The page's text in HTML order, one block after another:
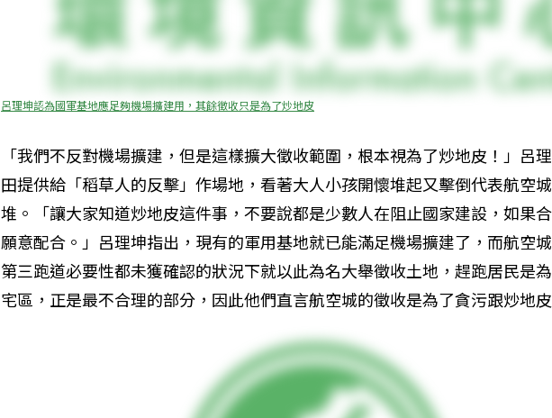
呂理坤認為國軍基地應足夠機場擴建用，其餘徵收只是為了炒地皮
「我們不反對機場擴建，但是這樣擴大徵收範圍，根本視為了炒地皮！」呂
田提供給「稻草人的反擊」作場地，看著大人小孩開懷堆起又擊倒代表航空
堆。「讓大家知道炒地皮這件事，不要說都是少數人在阻止國家建設，如果
願意配合。」呂理坤指出，現有的軍用基地就已能滿足機場擴建了，而航空
第三跑道必要性都未獲確認的狀況下就以此為名大舉徵收土地，趕跑居民是
宅區，正是最不合理的部分，因此他們直言航空城的徵收是為了貪污跟炒地皮